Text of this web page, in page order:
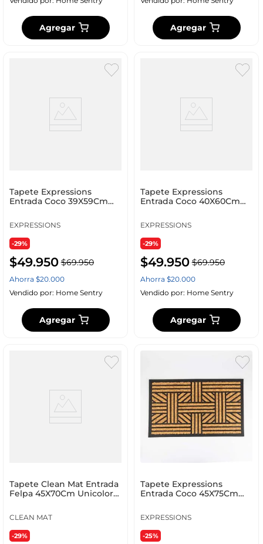
Agregar Agregar
Tapete Expressions
Entrada Coco 39X59Cm
EXPRESSIONS
-29%
$49.950 $69.950
Ahorra $20.000
Vendido por: Home Sentry
Agregar
Tapete Expressions
Entrada Coco 40X60Cm
EXPRESSIONS
-29%
$49.950 $69.950
Ahorra $20.000
Vendido por: Home Sentry
Agregar
Tapete Clean Mat Entrada
Felpa 45X70Cm Unicolor
CLEAN MAT
-29%
Tapete Expressions
Entrada Coco 45X75Cm
EXPRESSIONS
-25%